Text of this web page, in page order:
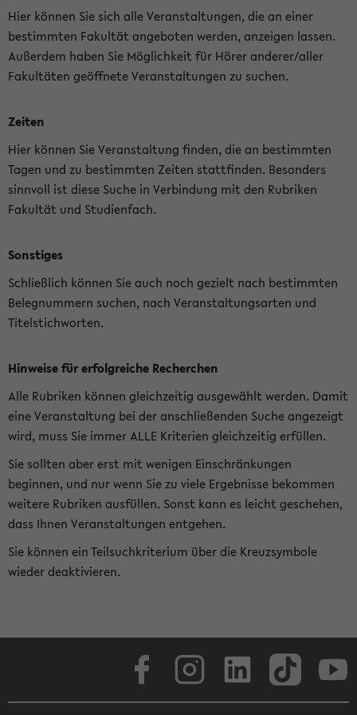
Hier können Sie sich alle Veranstaltungen, die an einer
bestimmten Fakultät angeboten werden, anzeigen lassen.
Außerdem haben Sie Möglichkeit für Hörer anderer/aller
Fakultäten geöffnete Veranstaltungen zu suchen.
Zeiten
Hier können Sie Veranstaltung finden, die an bestimmten
Tagen und zu bestimmten Zeiten stattfinden. Besonders
sinnvoll ist diese Suche in Verbindung mit den Rubriken
Fakultät und Studienfach.
Sonstiges
Schließlich können Sie auch noch gezielt nach bestimmten
Belegnummern suchen, nach Veranstaltungsarten und
Titelstichworten.
Hinweise für erfolgreiche Recherchen
Alle Rubriken können gleichzeitig ausgewählt werden. Damit
eine Veranstaltung bei der anschließenden Suche angezeigt
wird, muss Sie immer ALLE Kriterien gleichzeitig erfüllen.
Sie sollten aber erst mit wenigen Einschränkungen
beginnen, und nur wenn Sie zu viele Ergebnisse bekommen
weitere Rubriken ausfüllen. Sonst kann es leicht geschehen,
dass Ihnen Veranstaltungen entgehen.
Sie können ein Teilsuchkriterium über die Kreuzsymbole
wieder deaktivieren.